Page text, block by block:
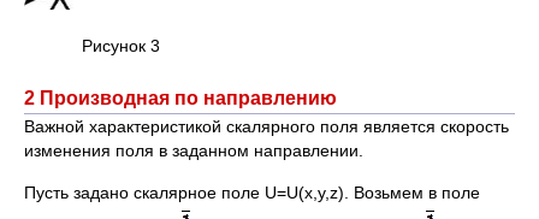
Рисунок 3
2 Производная по направлению
Важной характеристикой скалярного поля является скорость
изменения поля в заданном направлении.
Пусть задано скалярное поле U=U(x,y,z). Возьмем в поле